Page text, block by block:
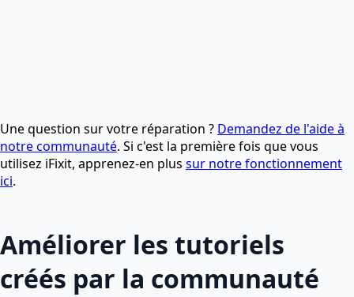
Une question sur votre réparation ? Demandez de l'aide à
notre communauté. Si c'est la première fois que vous
utilisez iFixit, apprenez-en plus sur notre fonctionnement
ici.
Améliorer les tutoriels
créés par la communauté